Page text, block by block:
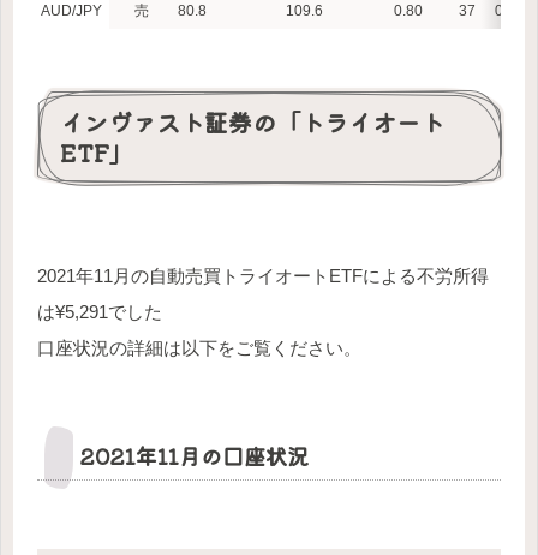
AUD/JPY 売 80.8 109.6 0.80 37 0.1
インヴァスト証券の「トライオート
ETF」
2021年11月の自動売買トライオートETFによる不労所得
は¥5,291でした
口座状況の詳細は以下をご覧ください。
2021年11月の口座状況